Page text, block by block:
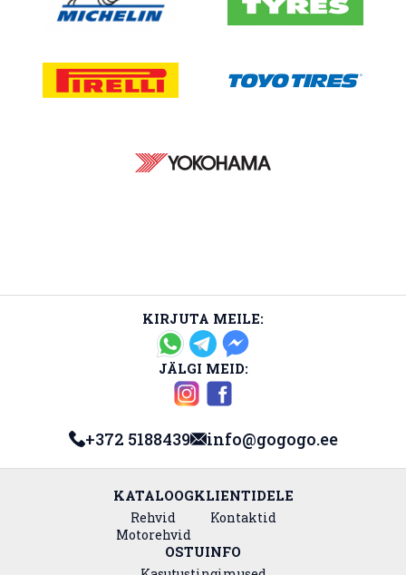
KIRJUTA MEILE:
JÄLGI MEID:
+372 5188439 info@gogogo.ee
KATALOOG
Rehvid
Motorehvid
KLIENTIDELE
Kontaktid
OSTUINFO